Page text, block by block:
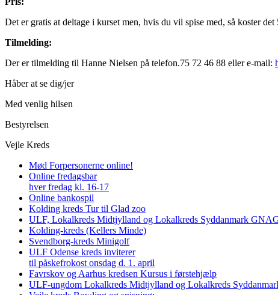
Det er gratis at deltage i kurset men, hvis du vil spise med, så koster det
Tilmelding:
Der er tilmelding til Hanne Nielsen på telefon.75 72 46 88 eller e-mail:
Håber at se dig/jer
Med venlig hilsen
Bestyrelsen
Vejle Kreds
Mød Forpersonerne online!
Online fredagsbar
hver fredag kl. 16-17
Online bankospil
Kolding kreds Tur til Glad zoo
ULF, Lokalkreds Midtjylland og Lokalkreds Syddanmark
Kolding-kreds (Kellers Minde)
Svendborg-kreds Minigolf
ULF Odense kreds inviterer
til påskefrokost onsdag d. 1. april
Favrskov og Aarhus kredsen Kursus i førstehjælp
ULF-ungdom Lokalkreds Midtjylland og Lokalkreds